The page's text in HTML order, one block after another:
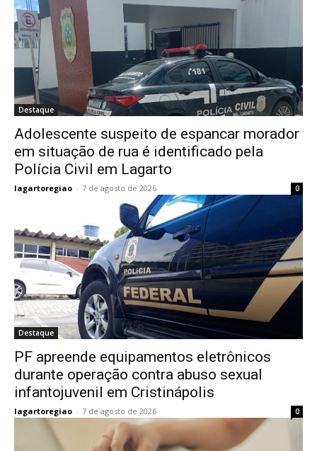
Destaque
Adolescente suspeito de espancar morador
em situação de rua é identificado pela
Polícia Civil em Lagarto
lagartoregiao - 7 de agosto de 2026 0
Destaque
PF apreende equipamentos eletrônicos
durante operação contra abuso sexual
infantojuvenil em Cristinápolis
lagartoregiao - 7 de agosto de 2026 0